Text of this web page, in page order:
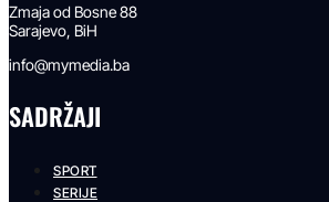
Zmaja od Bosne 88
Sarajevo, BiH
info@mymedia.ba
SADRŽAJI
SPORT
SERIJE